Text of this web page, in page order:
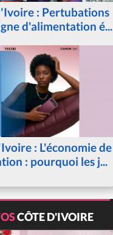
: Pertubations
d'alimentation é...
: L'économie de
: pourquoi les j...
CÔTE D'IVOIRE